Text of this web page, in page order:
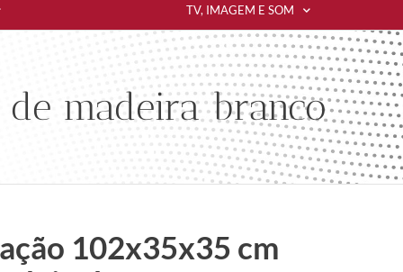
TV, IMAGEM E SOM
madeira branco
102x35x35 cm